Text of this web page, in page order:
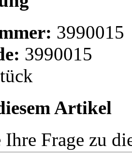
3990015
3990015
Artikel
Ihre Frage zu